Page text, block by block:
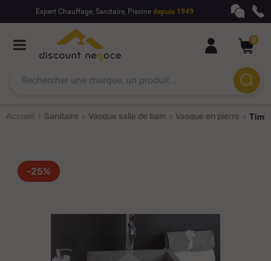
Expert Chauffage, Sanitaire, Piscine depuis 1949
0
Accueil Sanitaire Vasque salle de bain Vasque en pierre
-25%